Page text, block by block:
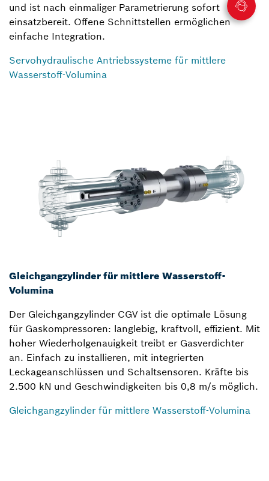
und ist nach einmaliger Parametrierung sofort
einsatzbereit. Offene Schnittstellen ermöglichen
einfache Integration.
Servohydraulische Antriebssysteme für mittlere
Wasserstoff-Volumina
Gleichgangzylinder für mittlere Wasserstoff-
Volumina
Der Gleichgangzylinder CGV ist die optimale Lösung
für Gaskompressoren: langlebig, kraftvoll, effizient. Mit
hoher Wiederholgenauigkeit treibt er Gasverdichter
an. Einfach zu installieren, mit integrierten
Leckageanschlüssen und Schaltsensoren. Kräfte bis
2.500 kN und Geschwindigkeiten bis 0,8 m/s möglich.
Gleichgangzylinder für mittlere Wasserstoff-Volumina